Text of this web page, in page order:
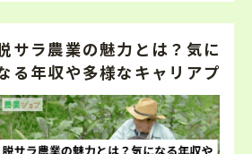
サラ農業の魅力とは？気に
る年収や多様なキャリアプ
…